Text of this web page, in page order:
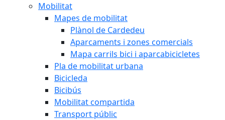
Mobilitat
Mapes de mobilitat
Plànol de Cardedeu
Aparcaments i zones comercials
Mapa carrils bici i aparcabicicletes
Pla de mobilitat urbana
Bicicleda
Bicibús
Mobilitat compartida
Transport públic